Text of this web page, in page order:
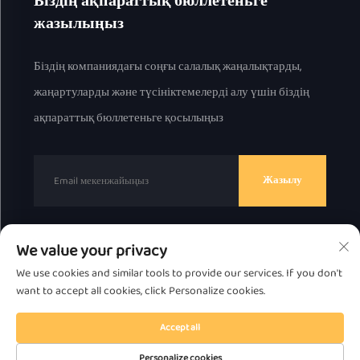
жазылыңыз
Біздің компаниядағы соңғы салалық жаңалықтарды,
жаңартуларды және түсініктемелерді алу үшін біздің
ақпараттық бюллетеньге қосылыңыз
Жазылу
© 2025 ж. Chaоzhou Great Bear Technology Co., Ltd.
барлық құқық қорғалған.
Құпиялылық саясаты
Жоғарыға жылжытыңыз
We value your privacy
We use cookies and similar tools to provide our services. If you don't
want to accept all cookies, click Personalize cookies.
Accept all